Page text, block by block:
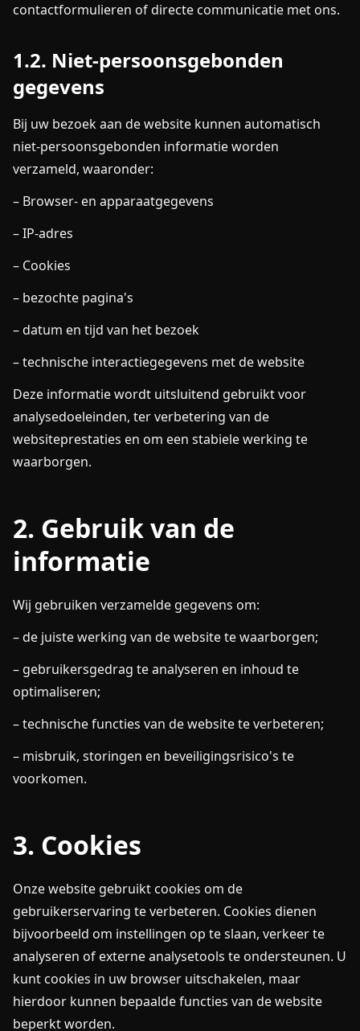
contactformulieren of directe communicatie met ons.
1.2. Niet-persoonsgebonden
gegevens
Bij uw bezoek aan de website kunnen automatisch
niet-persoonsgebonden informatie worden
verzameld, waaronder:
– Browser- en apparaatgegevens
– IP-adres
– Cookies
– bezochte pagina's
– datum en tijd van het bezoek
– technische interactiegegevens met de website
Deze informatie wordt uitsluitend gebruikt voor
analysedoeleinden, ter verbetering van de
websiteprestaties en om een stabiele werking te
waarborgen.
2. Gebruik van de
informatie
Wij gebruiken verzamelde gegevens om:
– de juiste werking van de website te waarborgen;
– gebruikersgedrag te analyseren en inhoud te
optimaliseren;
– technische functies van de website te verbeteren;
– misbruik, storingen en beveiligingsrisico's te
voorkomen.
3. Cookies
Onze website gebruikt cookies om de
gebruikerservaring te verbeteren. Cookies dienen
bijvoorbeeld om instellingen op te slaan, verkeer te
analyseren of externe analysetools te ondersteunen. U
kunt cookies in uw browser uitschakelen, maar
hierdoor kunnen bepaalde functies van de website
beperkt worden.